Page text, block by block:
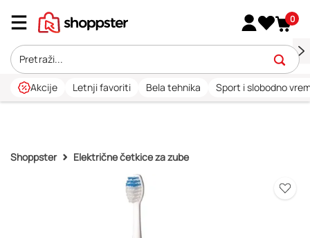
0
Akcije Letnji favoriti Bela tehnika Sport i slobodno
Shoppster Električne četkice za zube